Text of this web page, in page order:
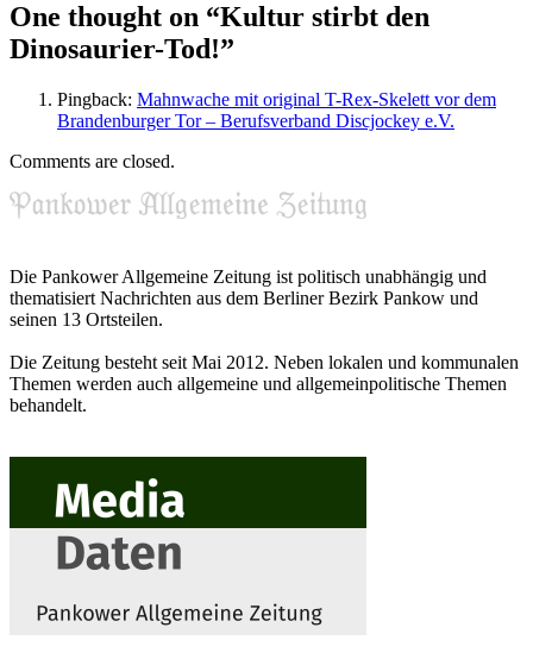
One thought on “Kultur stirbt den
Dinosaurier-Tod!”
Pingback: Mahnwache mit original T-Rex-Skelett vor dem
Brandenburger Tor – Berufsverband Discjockey e.V.
Comments are closed.
Die Pankower Allgemeine Zeitung ist politisch unabhängig und
thematisiert Nachrichten aus dem Berliner Bezirk Pankow und
seinen 13 Ortsteilen.
Die Zeitung besteht seit Mai 2012. Neben lokalen und kommunalen
Themen werden auch allgemeine und allgemeinpolitische Themen
behandelt.